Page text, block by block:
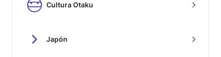
Cultura Otaku
Japón